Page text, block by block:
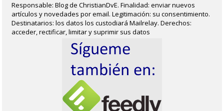
Responsable: Blog de ChristianDvE. Finalidad: enviar nuevos
artículos y novedades por email. Legitimación: su consentimiento.
Destinatarios: los datos los custodiará Mailrelay. Derechos:
acceder, rectificar, limitar y suprimir sus datos